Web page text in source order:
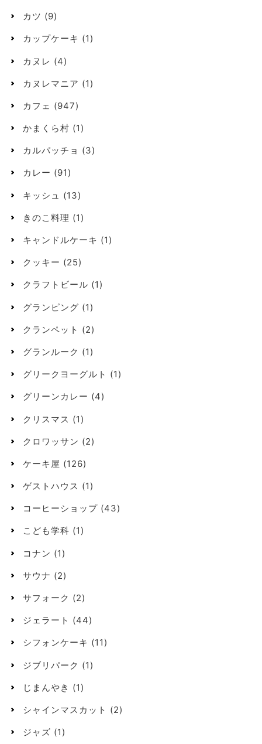
カツ (9)
カップケーキ (1)
カヌレ (4)
カヌレマニア (1)
カフェ (947)
かまくら村 (1)
カルパッチョ (3)
カレー (91)
キッシュ (13)
きのこ料理 (1)
キャンドルケーキ (1)
クッキー (25)
クラフトビール (1)
グランピング (1)
クランペット (2)
グランルーク (1)
グリークヨーグルト (1)
グリーンカレー (4)
クリスマス (1)
クロワッサン (2)
ケーキ屋 (126)
ゲストハウス (1)
コーヒーショップ (43)
こども学科 (1)
コナン (1)
サウナ (2)
サフォーク (2)
ジェラート (44)
シフォンケーキ (11)
ジブリパーク (1)
じまんやき (1)
シャインマスカット (2)
ジャズ (1)